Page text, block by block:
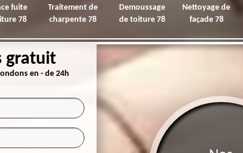
fuite
78
Traitement de
charpente 78
Demoussage
de toiture 78
Nettoyage de
façade 78
gratuit
en - de 24h